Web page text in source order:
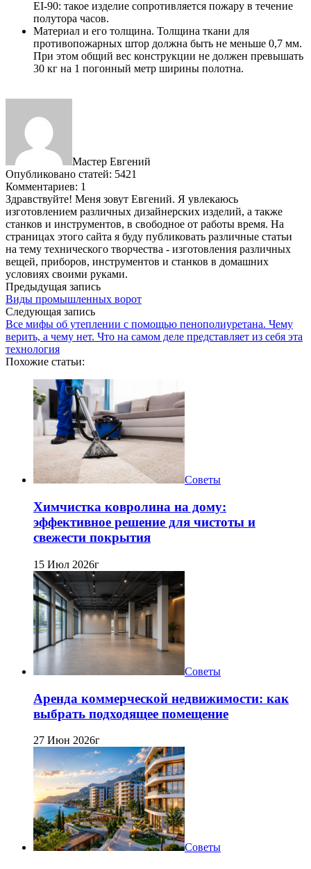
EI-90: такое изделие сопротивляется пожару в течение
полутора часов.
Материал и его толщина. Толщина ткани для
противопожарных штор должна быть не меньше 0,7 мм.
При этом общий вес конструкции не должен превышать
30 кг на 1 погонный метр ширины полотна.
Мастер Евгений
Опубликовано статей: 5421
Комментариев: 1
Здравствуйте! Меня зовут Евгений. Я увлекаюсь
изготовлением различных дизайнерских изделий, а также
станков и инструментов, в свободное от работы время. На
страницах этого сайта я буду публиковать различные статьи
на тему технического творчества - изготовления различных
вещей, приборов, инструментов и станков в домашних
условиях своими руками.
Предыдущая запись
Виды промышленных ворот
Следующая запись
Все мифы об утеплении с помощью пенополиуретана. Чему
верить, а чему нет. Что на самом деле представляет из себя эта
технология
Похожие статьи:
Советы
Химчистка ковролина на дому:
эффективное решение для чистоты и
свежести покрытия
15 Июл 2026г
Советы
Аренда коммерческой недвижимости: как
выбрать подходящее помещение
27 Июн 2026г
Советы